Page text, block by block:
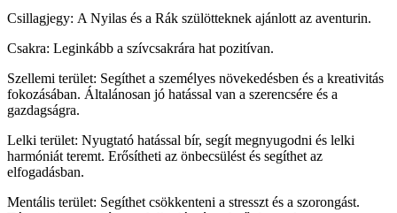
Csillagjegy: A Nyilas és a Rák szülötteknek ajánlott az aventurin.
Csakra: Leginkább a szívcsakrára hat pozitívan.
Szellemi terület: Segíthet a személyes növekedésben és a kreativitás
fokozásában. Általánosan jó hatással van a szerencsére és a
gazdagságra.
Lelki terület: Nyugtató hatással bír, segít megnyugodni és lelki
harmóniát teremt. Erősítheti az önbecsülést és segíthet az
elfogadásban.
Mentális terület: Segíthet csökkenteni a stresszt és a szorongást.